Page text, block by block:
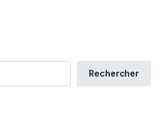
Rechercher